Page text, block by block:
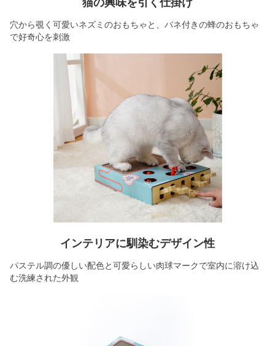
穴から覗く可愛いネズミのおもちゃと、バネ付きの蜂のおもちゃ
で好奇心を刺激
インテリアに馴染むデザイン性
パステル調の優しい配色と可愛らしい肉球マークで室内に溶け込
む洗練された外観